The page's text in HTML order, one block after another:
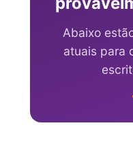
Abaixo
atuais para